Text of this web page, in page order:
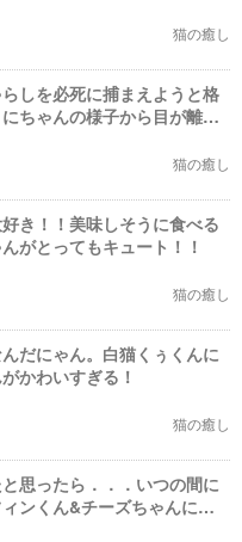
猫の癒し
しを必死に捕まえようと格
ちゃんの様子から目が離せ
猫の癒し
き！！美味しそうに食べる
がとってもキュート！！
猫の癒し
だにゃん。白猫くぅくんに
かわいすぎる！
猫の癒し
思ったら．．．いつの間に
ンくん&チーズちゃんに胸